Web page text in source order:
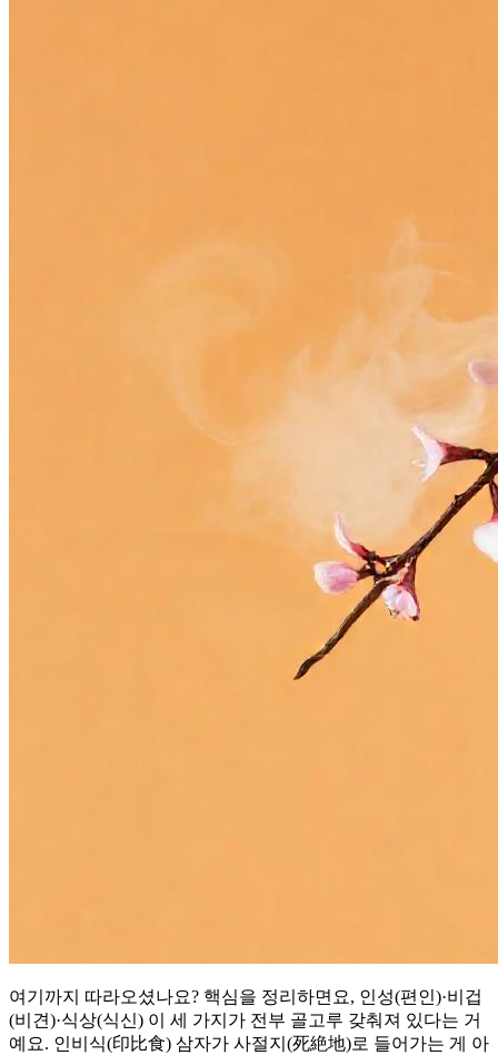
여기까지 따라오셨나요? 핵심을 정리하면요, 인성(편인)·비겁
(비견)·식상(식신) 이 세 가지가 전부 골고루 갖춰져 있다는 거
예요. 인비식(印比食) 삼자가 사절지(死絶地)로 들어가는 게 아